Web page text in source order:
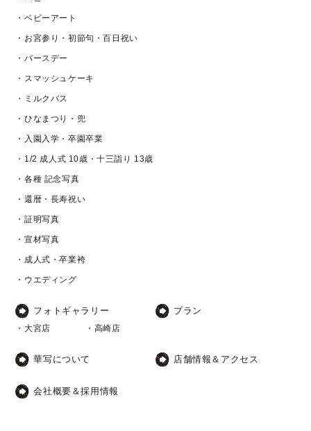
・ベビーアート
・お宮参り・初節句・百日祝い
・バースデー
・スマッシュケーキ
・ミルクバス
・ひなまつり・兜
・入園入学・卒園卒業
・1/2 成人式 10歳・十三詣り 13歳
・各種 記念写真
・還暦・長寿祝い
・証明写真
・宣材写真
・成人式・卒業袴
・ウエディング
フォトギャラリー
・大宮店 ・高崎店
プラン
華写について 店舗情報＆アクセス
会社概要＆採用情報